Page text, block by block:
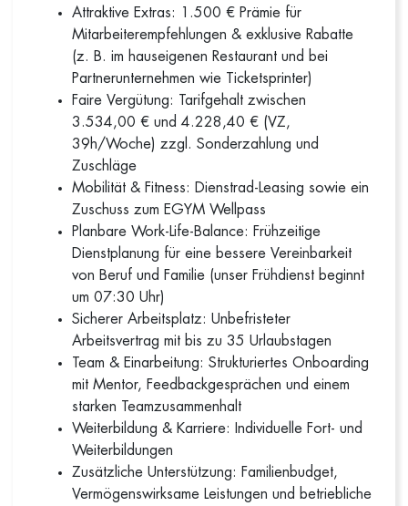
Attraktive Extras: 1.500 € Prämie für
Mitarbeiterempfehlungen & exklusive Rabatte
(z. B. im hauseigenen Restaurant und bei
Partnerunternehmen wie Ticketsprinter)
Faire Vergütung: Tarifgehalt zwischen
3.534,00 € und 4.228,40 € (VZ,
39h/Woche) zzgl. Sonderzahlung und
Zuschläge
Mobilität & Fitness: Dienstrad-Leasing sowie ein
Zuschuss zum EGYM Wellpass
Planbare Work-Life-Balance: Frühzeitige
Dienstplanung für eine bessere Vereinbarkeit
von Beruf und Familie (unser Frühdienst beginnt
um 07:30 Uhr)
Sicherer Arbeitsplatz: Unbefristeter
Arbeitsvertrag mit bis zu 35 Urlaubstagen
Team & Einarbeitung: Strukturiertes Onboarding
mit Mentor, Feedbackgesprächen und einem
starken Teamzusammenhalt
Weiterbildung & Karriere: Individuelle Fort- und
Weiterbildungen
Zusätzliche Unterstützung: Familienbudget,
Vermögenswirksame Leistungen und betriebliche